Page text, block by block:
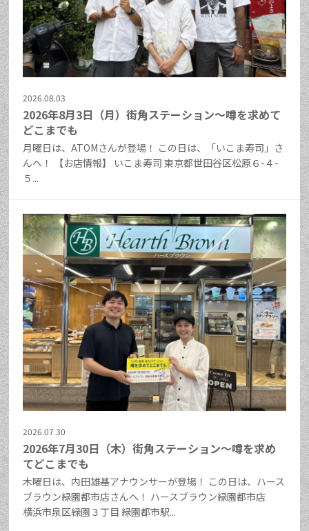
2026.08.03
2026年8月3日（月）街角ステーション～噂を求めて
どこまでも
月曜日は、ATOMさんが登場！ この日は、「いこま寿司」さ
んへ！ 【お店情報】 いこま寿司 東京都世田谷区松原６-４-
５...
2026.07.30
2026年7月30日（木）街角ステーション～噂を求め
てどこまでも
木曜日は、内田雄基アナウンサーが登場！ この日は、ハース
ブラウン緑園都市店さんへ！ ハースブラウン緑園都市店
横浜市泉区緑園３丁目 緑園都市駅...